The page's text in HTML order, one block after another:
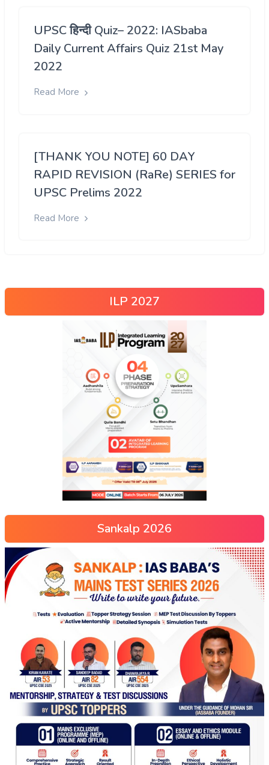
UPSC हिन्दी Quiz– 2022: IASbaba
Daily Current Affairs Quiz 21st May
2022
Read More
[THANK YOU NOTE] 60 DAY
RAPID REVISION (RaRe) SERIES for
UPSC Prelims 2022
Read More
ILP 2027
Sankalp 2026